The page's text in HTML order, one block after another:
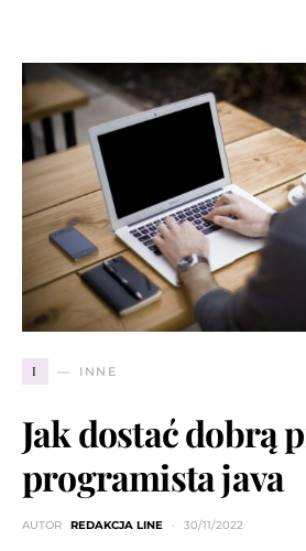
I INNE
Jak dostać dobrą
programista java
AUTOR REDAKCJA LINE 30/11/2022